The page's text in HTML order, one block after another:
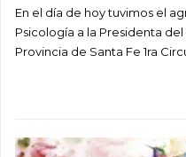
En el día de hoy tuvimos el
Psicología a la Presidenta
Provincia de Santa Fe 1ra